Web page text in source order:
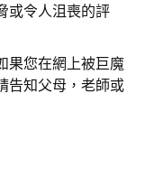
或令人沮喪的評
果您在網上被巨魔
告知父母，老師或